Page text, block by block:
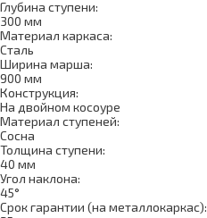
Глубина ступени:
300 мм
Материал каркаса:
Сталь
Ширина марша:
900 мм
Конструкция:
На двойном косоуре
Материал ступеней:
Сосна
Толщина ступени:
40 мм
Угол наклона:
45°
Срок гарантии (на металлокаркас):